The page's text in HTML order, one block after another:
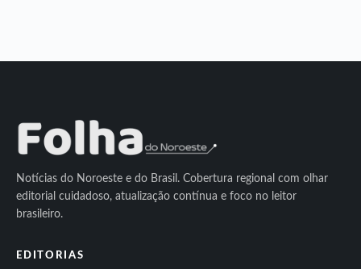
Notícias do Noroeste e do Brasil. Cobertura regional com olhar
editorial cuidadoso, atualização contínua e foco no leitor
brasileiro.
EDITORIAS